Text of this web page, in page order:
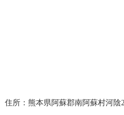
住所：熊本県阿蘇郡南阿蘇村河陰